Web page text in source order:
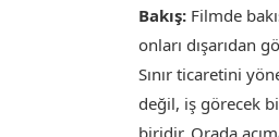
Bakış: Filmde
onları dışarıdan
Sınır ticaretini
değil, iş görecek